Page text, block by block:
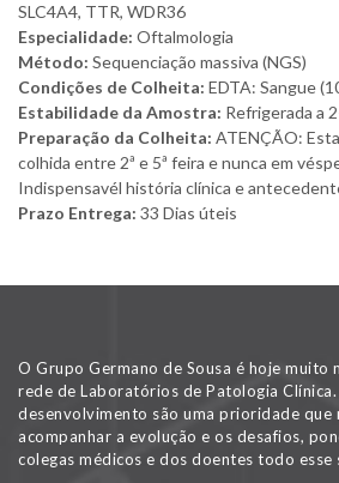
SLC4A4, TTR, WDR36
Especialidade: Oftalmologia
Método: Sequenciação massiva (NGS)
Condições de Colheita: EDTA: Sangue
Estabilidade da Amostra: Refrigerada a
Preparação da Colheita: ATENÇÃO:
colhida entre 2ª e 5ª feira e nunca em
Indispensavél história clínica e
Prazo Entrega: 33 Dias úteis
O Grupo Germano de Sousa é hoje muito
rede de Laboratórios de Patologia
desenvolvimento são uma prioridade que
acompanhar a evolução e os desafios,
colegas médicos e dos doentes todo esse